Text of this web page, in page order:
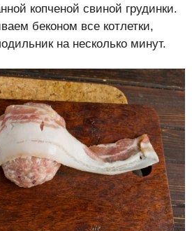
копченой свиной грудинки.
беконом все котлетки,
на несколько минут.